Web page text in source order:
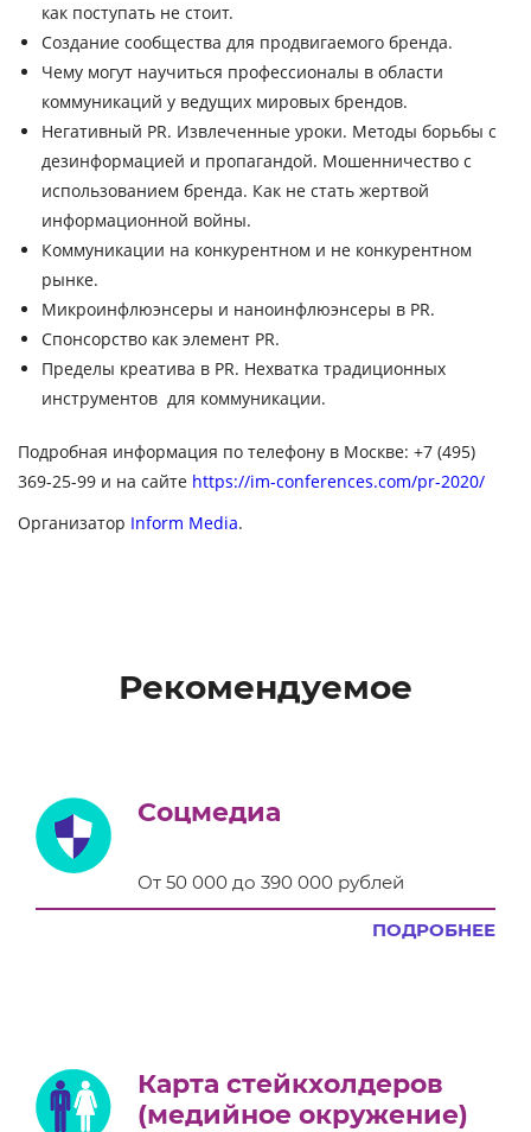
как поступать не стоит.
Создание сообщества для продвигаемого бренда.
Чему могут научиться профессионалы в области
коммуникаций у ведущих мировых брендов.
Негативный PR. Извлеченные уроки. Методы борьбы с
дезинформацией и пропагандой. Мошенничество с
использованием бренда. Как не стать жертвой
информационной войны.
Коммуникации на конкурентном и не конкурентном
рынке.
Микроинфлюэнсеры и наноинфлюэнсеры в PR.
Спонсорство как элемент PR.
Пределы креатива в PR. Нехватка традиционных
инструментов для коммуникации.
Подробная информация по телефону в Москве: +7 (495)
369-25-99 и на сайте https://im-conferences.com/pr-2020/
Организатор Inform Media.
Рекомендуемое
Соцмедиа
От 50 000 до 390 000 рублей
ПОДРОБНЕЕ
Карта стейкхолдеров
(медийное окружение)